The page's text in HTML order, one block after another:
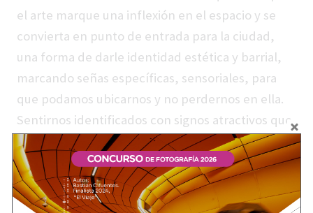
el arte marque una inflexión en el espacio y se
convierta en punto de entrada para la ciudad,
una forma de darle identidad estética y barrial,
marcando señas específicas, sensoriales, para
que podamos ubicarnos y no perdernos en ella.
Sentirnos identificados con signos atractivos que
nos pertenecen.
Pero alguien podría alegar que un edificio de
gran escala, un parque, o cualquier otro